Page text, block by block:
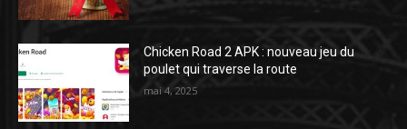
Chicken Road 2 APK : nouveau jeu du
poulet qui traverse la route
mai 4, 2025